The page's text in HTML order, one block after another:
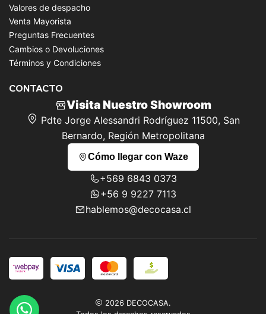
Valores de despacho
Venta Mayorista
Preguntas Frecuentes
Cambios o Devoluciones
Términos y Condiciones
CONTACTO
Visita Nuestro Showroom
Pdte Jorge Alessandri Rodríguez 11500, San
Bernardo, Región Metropolitana
Cómo llegar con Waze
+569 6843 0373
+56 9 9227 7113
hablemos@decocasa.cl
2026 DECOCASA.